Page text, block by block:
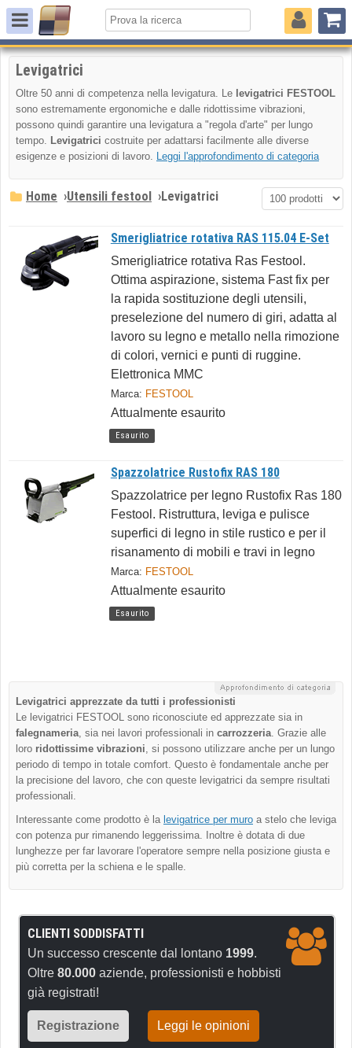
Levigatrici
Oltre 50 anni di competenza nella levigatura. Le levigatrici FESTOOL
sono estremamente ergonomiche e dalle ridottissime vibrazioni,
possono quindi garantire una levigatura a "regola d'arte" per lungo
tempo. Levigatrici costruite per adattarsi facilmente alle diverse
esigenze e posizioni di lavoro. Leggi l'approfondimento di categoria
Home ›Utensili festool ›Levigatrici
Smerigliatrice rotativa RAS 115.04 E-Set
Smerigliatrice rotativa Ras Festool.
Ottima aspirazione, sistema Fast fix per
la rapida sostituzione degli utensili,
preselezione del numero di giri, adatta al
lavoro su legno e metallo nella rimozione
di colori, vernici e punti di ruggine.
Elettronica MMC
Marca: FESTOOL
Attualmente esaurito
Esaurito
Spazzolatrice Rustofix RAS 180
Spazzolatrice per legno Rustofix Ras 180
Festool. Ristruttura, leviga e pulisce
superfici di legno in stile rustico e per il
risanamento di mobili e travi in legno
Marca: FESTOOL
Attualmente esaurito
Esaurito
Levigatrici apprezzate da tutti i professionisti
Le levigatrici FESTOOL sono riconosciute ed apprezzate sia in
falegnameria, sia nei lavori professionali in carrozzeria. Grazie alle
loro ridottissime vibrazioni, si possono utilizzare anche per un lungo
periodo di tempo in totale comfort. Questo è fondamentale anche per
la precisione del lavoro, che con queste levigatrici da sempre risultati
professionali.
Interessante come prodotto è la levigatrice per muro a stelo che leviga
con potenza pur rimanendo leggerissima. Inoltre è dotata di due
lunghezze per far lavorare l'operatore sempre nella posizione giusta e
più corretta per la schiena e le spalle.
CLIENTI SODDISFATTI
Un successo crescente dal lontano 1999.
Oltre 80.000 aziende, professionisti e hobbisti
già registrati!
Registrazione Leggi le opinioni